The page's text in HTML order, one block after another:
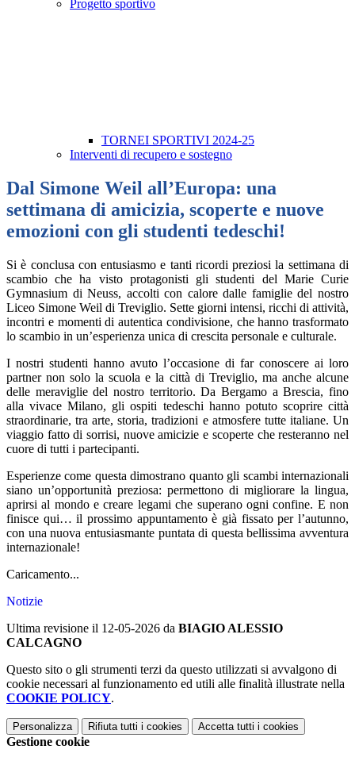
Progetto sportivo
TORNEI SPORTIVI 2024-25
Interventi di recupero e sostegno
Dal Simone Weil all’Europa: una
settimana di amicizia, scoperte e nuove
emozioni con gli studenti tedeschi!
Si è conclusa con entusiasmo e tanti ricordi preziosi la settimana di
scambio che ha visto protagonisti gli studenti del Marie Curie
Gymnasium di Neuss, accolti con calore dalle famiglie del nostro
Liceo Simone Weil di Treviglio. Sette giorni intensi, ricchi di attività,
incontri e momenti di autentica condivisione, che hanno trasformato
lo scambio in un’esperienza unica di crescita personale e culturale.
I nostri studenti hanno avuto l’occasione di far conoscere ai loro
partner non solo la scuola e la città di Treviglio, ma anche alcune
delle meraviglie del nostro territorio. Da Bergamo a Brescia, fino
alla vivace Milano, gli ospiti tedeschi hanno potuto scoprire città
straordinarie, tra arte, storia, tradizioni e atmosfere tutte italiane. Un
viaggio fatto di sorrisi, nuove amicizie e scoperte che resteranno nel
cuore di tutti i partecipanti.
Esperienze come questa dimostrano quanto gli scambi internazionali
siano un’opportunità preziosa: permettono di migliorare la lingua,
aprirsi al mondo e creare legami che superano ogni confine. E non
finisce qui… il prossimo appuntamento è già fissato per l’autunno,
con una nuova entusiasmante puntata di questa bellissima avventura
internazionale!
Caricamento...
Notizie
Ultima revisione il 12-05-2026 da BIAGIO ALESSIO
CALCAGNO
Questo sito o gli strumenti terzi da questo utilizzati si avvalgono di
cookie necessari al funzionamento ed utili alle finalità illustrate nella
COOKIE POLICY.
Personalizza Rifiuta tutti i cookies Accetta tutti i cookies
Gestione cookie